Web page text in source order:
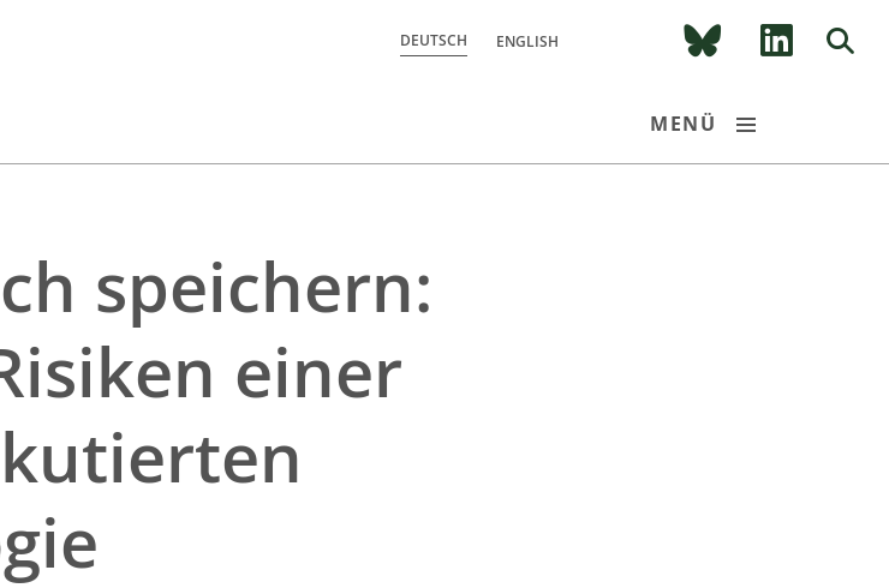
DEUTSCH ENGLISH
MENÜ
VERBÜNDE
CDR EXPERIENCE TOUR BAYERN 2026
speichern:
einer